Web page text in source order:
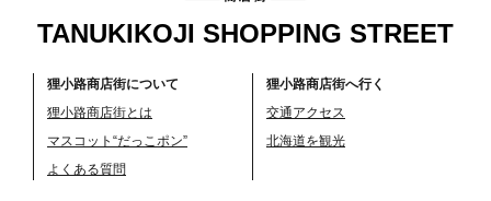
TANUKIKOJI SHOPPING STREET
狸小路商店街について
狸小路商店街とは
マスコット“だっこポン”
よくある質問
狸小路商店街へ行く
交通アクセス
北海道を観光